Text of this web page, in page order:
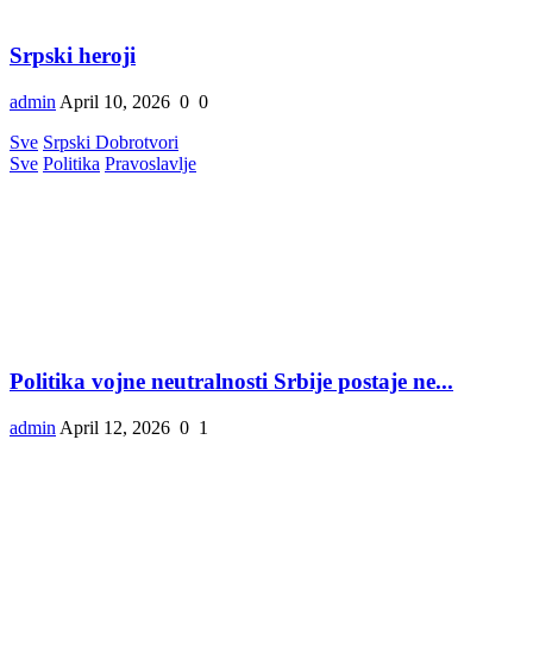
Srpski heroji
admin April 10, 2026 0 0
Sve Srpski Dobrotvori
Sve Politika Pravoslavlje
Politika vojne neutralnosti Srbije postaje ne...
admin April 12, 2026 0 1